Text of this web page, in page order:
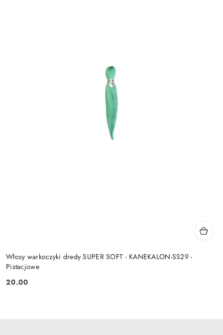
Włosy warkoczyki dredy SUPER SOFT - KANEKALON-SS29 -
Pistacjowe
Cena:
20.00